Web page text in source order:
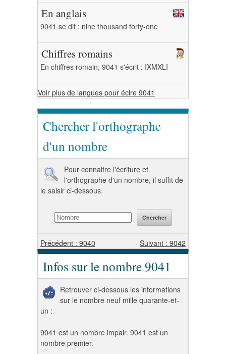
En anglais
9041 se dit : nine thousand forty-one
Chiffres romains
En chiffres romain, 9041 s'écrit : IXMXLI
Voir plus de langues pour écire 9041
Chercher l'orthographe
d'un nombre
Pour connaitre l'écriture et
l'orthographe d'un nombre, il suffit de
le saisir ci-dessous.
Précédent : 9040 Suivant : 9042
Infos sur le nombre 9041
Retrouver ci-dessous les informations
sur le nombre neuf mille quarante-et-
un :
9041 est un nombre impair. 9041 est un
nombre premier.